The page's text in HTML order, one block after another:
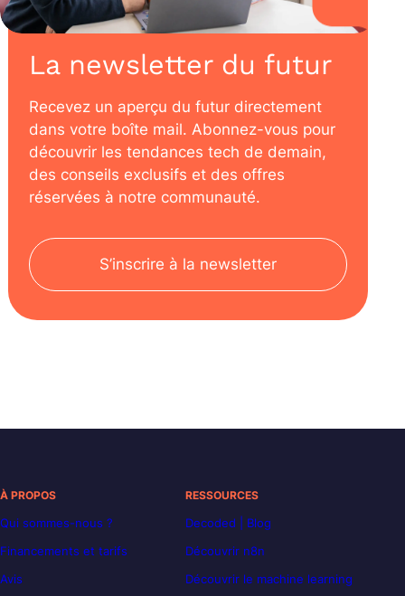
La newsletter du futur
Recevez un aperçu du futur directement
dans votre boîte mail. Abonnez-vous pour
découvrir les tendances tech de demain,
des conseils exclusifs et des offres
réservées à notre communauté.
S’inscrire à la newsletter
À PROPOS
Qui sommes-nous ?
Financements et tarifs
Avis
RESSOURCES
Decoded | Blog
Découvrir n8n
Découvrir le machine learning